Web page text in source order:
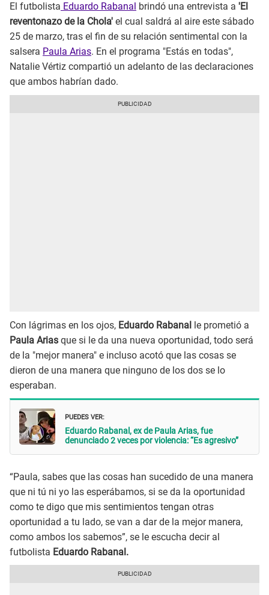
El futbolista Eduardo Rabanal brindó una entrevista a 'El
reventonazo de la Chola' el cual saldrá al aire este sábado
25 de marzo, tras el fin de su relación sentimental con la
salsera Paula Arias. En el programa "Estás en todas",
Natalie Vértiz compartió un adelanto de las declaraciones
que ambos habrían dado.
Con lágrimas en los ojos, Eduardo Rabanal le prometió a
Paula Arias que si le da una nueva oportunidad, todo será
de la "mejor manera" e incluso acotó que las cosas se
dieron de una manera que ninguno de los dos se lo
esperaban.
PUEDES VER:
Eduardo Rabanal, ex de Paula Arias, fue
denunciado 2 veces por violencia: “Es agresivo”
“Paula, sabes que las cosas han sucedido de una manera
que ni tú ni yo las esperábamos, si se da la oportunidad
como te digo que mis sentimientos tengan otras
oportunidad a tu lado, se van a dar de la mejor manera,
como ambos los sabemos”, se le escucha decir al
futbolista Eduardo Rabanal.